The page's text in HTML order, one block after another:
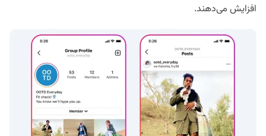
افزایش می‌دهند.